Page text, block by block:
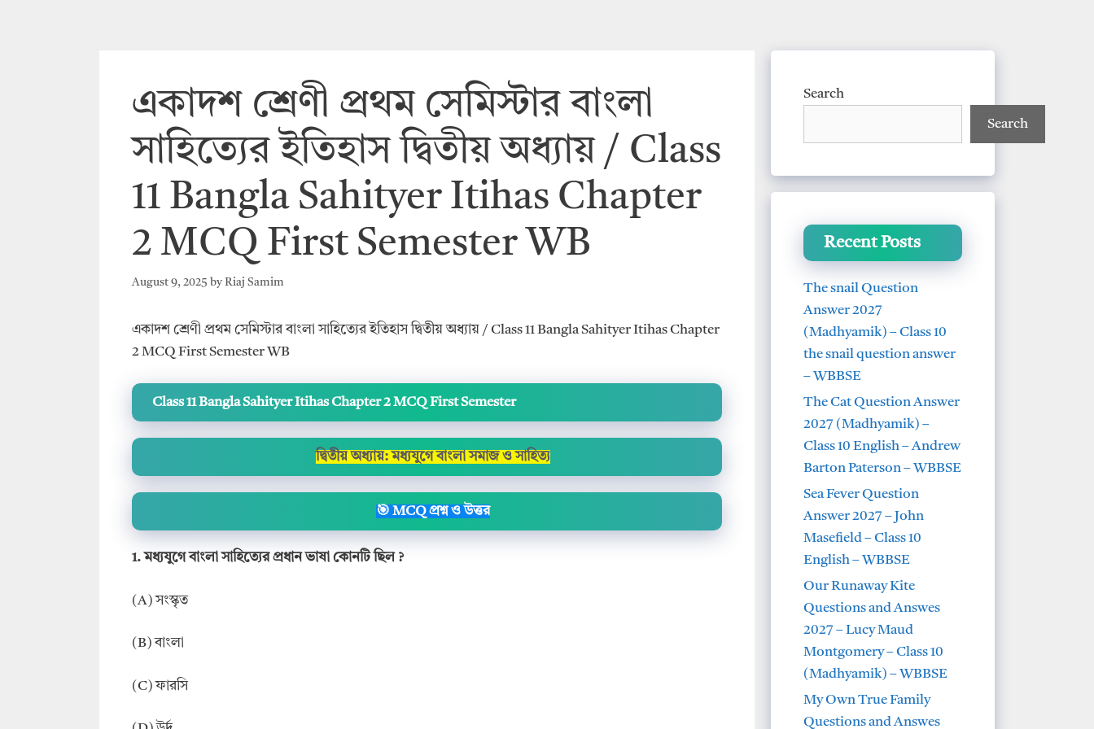
একাদশ শ্রেণী প্রথম সেমিস্টার বাংলা
সাহিত্যের ইতিহাস দ্বিতীয় অধ্যায় / Class
11 Bangla Sahityer Itihas Chapter
2 MCQ First Semester WB
August 9, 2025 by Riaj Samim
একাদশ শ্রেণী প্রথম সেমিস্টার বাংলা সাহিত্যের ইতিহাস দ্বিতীয় অধ্যায় / Class 11 Bangla Sahityer Itihas Chapter
2 MCQ First Semester WB
Class 11 Bangla Sahityer Itihas Chapter 2 MCQ First Semester
দ্বিতীয় অধ্যায়: মধ্যযুগে বাংলা সমাজ ও সাহিত্য
🎯 MCQ প্রশ্ন ও উত্তর
1. মধ্যযুগে বাংলা সাহিত্যের প্রধান ভাষা কোনটি ছিল ?
(A) সংস্কৃত
(B) বাংলা
(C) ফারসি
Search
Search
Recent Posts
The snail Question
Answer 2027
(Madhyamik) – Class 10
the snail question answer
– WBBSE
The Cat Question Answer
2027 (Madhyamik) –
Class 10 English – Andrew
Barton Paterson – WBBSE
Sea Fever Question
Answer 2027 – John
Masefield – Class 10
English – WBBSE
Our Runaway Kite
Questions and Answes
2027 – Lucy Maud
Montgomery – Class 10
(Madhyamik) – WBBSE
My Own True Family
Questions and Answes